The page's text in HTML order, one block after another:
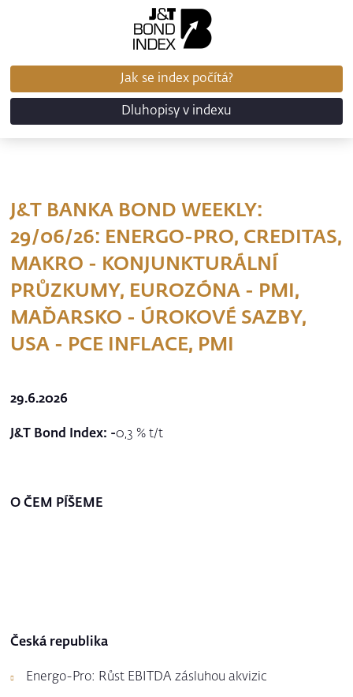
Jak se index počítá?
Dluhopisy v indexu
J&T BANKA BOND WEEKLY:
29/06/26: ENERGO-PRO, CREDITAS,
MAKRO - KONJUNKTURÁLNÍ
PRŮZKUMY, EUROZÓNA - PMI,
MAĎARSKO - ÚROKOVÉ SAZBY,
USA - PCE INFLACE, PMI
29.6.2026
J&T Bond Index: -0,3 % t/t
O ČEM PÍŠEME
Česká republika
Energo-Pro: Růst EBITDA zásluhou akvizic